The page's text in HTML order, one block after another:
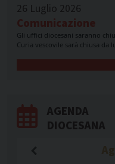
26 Luglio 2026
Comunicazione
Gli uffici diocesani saranno
Curia vescovile sarà chiusa da
AGENDA
DIOCESANA